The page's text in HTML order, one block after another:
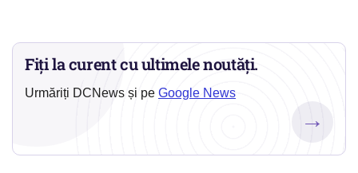
Fiți la curent cu ultimele noutăți.
Urmăriți DCNews și pe Google News
→